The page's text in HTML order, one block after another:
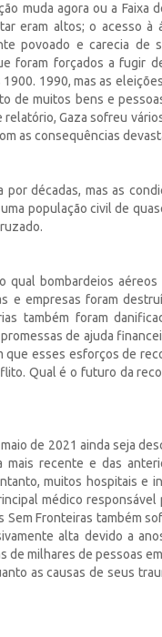
muda agora ou a
eram altos; o acesso
povoado e carecia de
foram forçados a fugir
1990, mas as
de muitos bens e
Gaza sofreu
as consequências
décadas, mas as
população civil de
bombardeios
e empresas foram
também foram
de ajuda
esses esforços de
Qual é o futuro da
de 2021 ainda seja
recente e das
muitos hospitais e
médico responsável
Fronteiras também
alta devido a
milhares de pessoas
as causas de seus